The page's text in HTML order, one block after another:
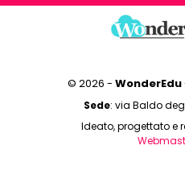
© 2026 - WonderEdu
Sede: via Baldo
Ideato, progettato e